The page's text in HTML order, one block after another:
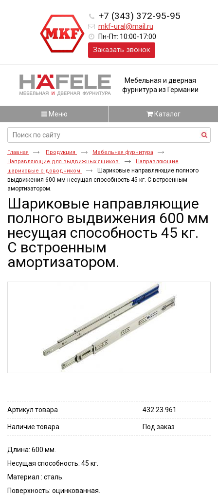
+7 (343) 372-95-95
mkf-ural@mail.ru
Пн-Пт: 10:00-17:00
Заказать звонок
Мебельная и дверная
фурнитура из Германии
Меню Каталог
Главная Продукция
Мебельная фурнитура
Направляющие для выдвижных ящиков
Направляющие
шариковые с доводчиком
Шариковые направляющие полного
выдвижения 600 мм несущая способность 45 кг. С встроенным
амортизатором.
Шариковые направляющие
полного выдвижения 600 мм
несущая способность 45 кг.
С встроенным
амортизатором.
Артикул товара 432.23.961
Наличие товара Под заказ
Длина: 600 мм.
Несущая способность: 45 кг.
Материал : сталь.
Поверхность: оцинкованная.